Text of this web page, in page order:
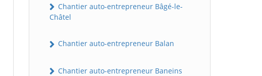
Chantier auto-entrepreneur Bâgé-le-
Châtel
Chantier auto-entrepreneur Balan
Chantier auto-entrepreneur Baneins